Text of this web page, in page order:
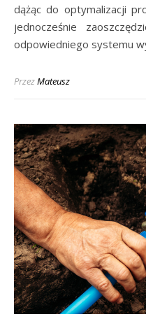
dążąc do optymalizacji
jednocześnie
odpowiedniego systemu
PrzezMateusz